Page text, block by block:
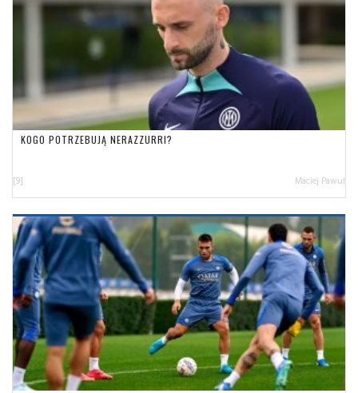
KOGO POTRZEBUJĄ NERAZZURRI?
[9] Maciej Pawul